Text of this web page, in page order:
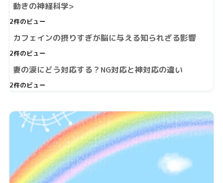
動きの神経科学>
2件のビュー
カフェインの摂りすぎが脳に与える知られざる影響
2件のビュー
妻の涙にどう対応する？NG対応と神対応の違い
2件のビュー